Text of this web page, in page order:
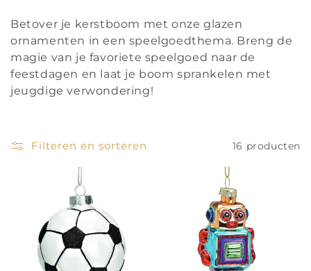
l
l
e
t
Betover je kerstboom met onze glazen
ornamenten in een speelgoedthema. Breng de
magie van je favoriete speelgoed naar de
feestdagen en laat je boom sprankelen met
jeugdige verwondering!
Filteren en sorteren 16 producten